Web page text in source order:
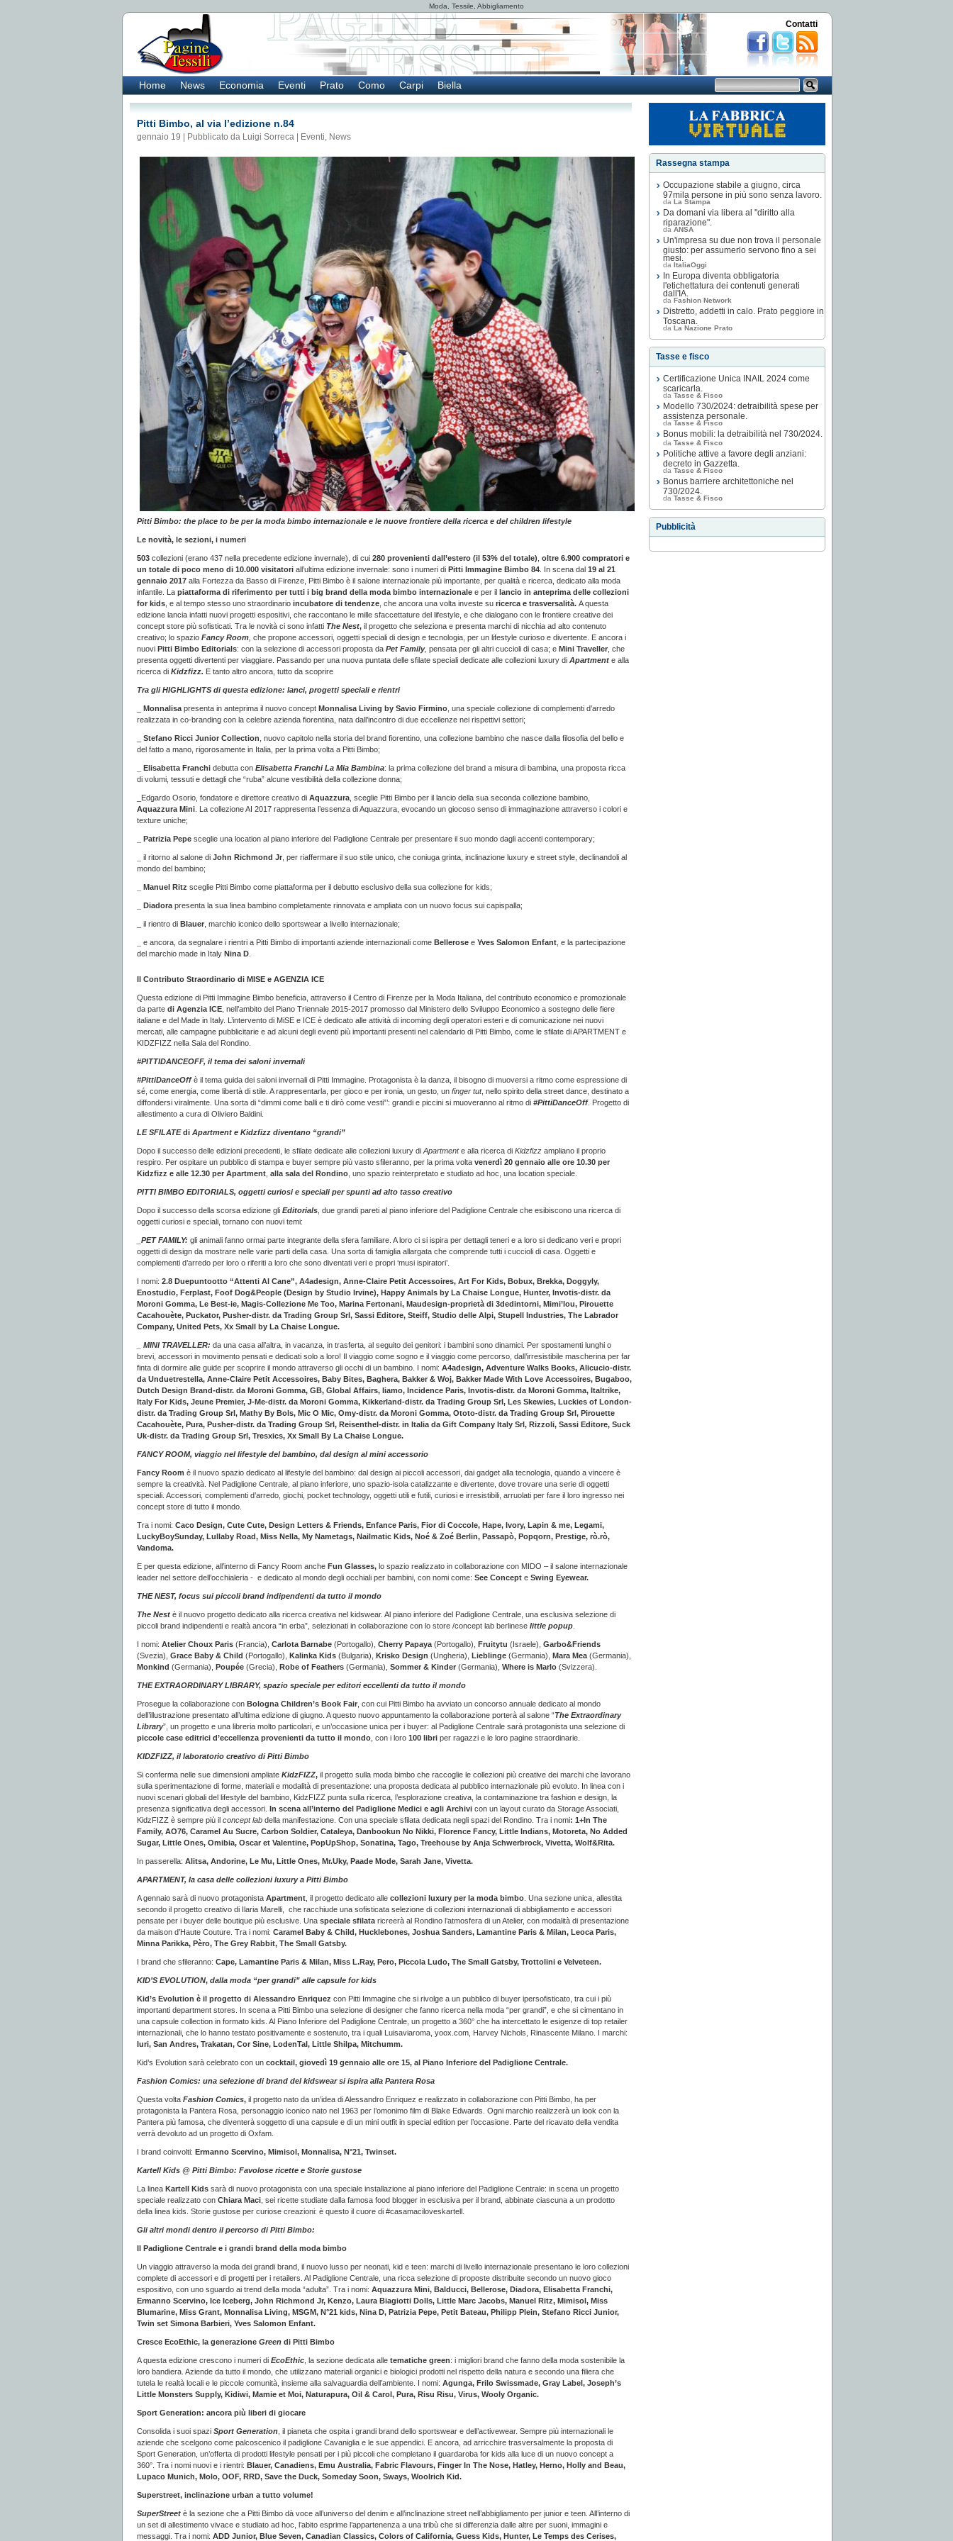
Moda, Tessile, Abbigliamento
Contatti
Home News Economia Eventi Prato Como Carpi Biella
Pitti Bimbo, al via l’edizione n.84
gennaio 19 | Pubblicato da Luigi Sorreca | Eventi, News
Pitti Bimbo: the place to be per la moda bimbo internazionale e le nuove frontiere della ricerca e del children lifestyle
Le novità, le sezioni, i numeri
503 collezioni (erano 437 nella precedente edizione invernale), di cui 280 provenienti dall’estero (il 53% del totale) oltre 6.900 compratori e
un totale di poco meno di 10.000 visitatori all’ultima edizione invernale: sono i numeri di Pitti Immagine Bimbo 84 . In scena dal 19 al 21
gennaio 2017 alla Fortezza da Basso di Firenze, Pitti Bimbo è il salone internazionale più importante, per qualità e ricerca, dedicato alla moda
infantile. La piattaforma di riferimento per tutti i big brand della moda bimbo internazionale e per il lancio in anteprima delle collezioni
for kids , e al tempo stesso uno straordinario incubatore di tendenze , che ancora una volta investe su ricerca e trasversalità. A questa
edizione lancia infatti nuovi progetti espositivi, che raccontano le mille sfaccettature del lifestyle, e che dialogano con le frontiere creative dei
concept store più sofisticati. Tra le novità ci sono infatti The Nest, il progetto che seleziona e presenta marchi di nicchia ad alto contenuto
creativo; lo spazio Fancy Room che propone accessori, oggetti speciali di design e tecnologia, per un lifestyle curioso e divertente. E ancora i
nuovi Pitti Bimbo Editorials: con la selezione di accessori proposta da Pet Family, pensata per gli altri cuccioli di casa; e Mini Traveller , che
presenta oggetti divertenti per viaggiare. Passando per una nuova puntata delle sfilate speciali dedicate alle collezioni luxury di Apartment e alla
ricerca di Kidzfizz. E tanto altro ancora, tutto da scoprire
Tra gli HIGHLIGHTS di questa edizione: lanci, progetti speciali e rientri
Monnalisa presenta in anteprima il nuovo concept Monnalisa Living by Savio Firmino , una speciale collezione di complementi d’arredo
realizzata in co-branding con la celebre azienda fiorentina, nata dall’incontro di due eccellenze nei rispettivi settori;
Stefano Ricci Junior Collection , nuovo capitolo nella storia del brand fiorentino, una collezione bambino che nasce dalla filosofia del bello e
del fatto a mano, rigorosamente in Italia, per la prima volta a Pitti Bimbo;
_ Elisabetta Franchi debutta con Elisabetta Franchi La Mia Bambina: la prima collezione del brand a misura di bambina, una proposta ricca
di volumi, tessuti e dettagli che “ruba” alcune vestibilità della collezione donna;
_Edgardo Osorio, fondatore e direttore creativo di Aquazzura , sceglie Pitti Bimbo per il lancio della sua seconda collezione bambino,
Aquazzura Mini . La collezione AI 2017 rappresenta l’essenza di Aquazzura, evocando un giocoso senso di immaginazione attraverso i colori e
texture uniche;
_ Patrizia Pepe sceglie una location al piano inferiore del Padiglione Centrale per presentare il suo mondo dagli accenti contemporary;
il ritorno al salone di John Richmond Jr , per riaffermare il suo stile unico, che coniuga grinta, inclinazione luxury e street style, declinandoli al
mondo del bambino;
_ Manuel Ritz sceglie Pitti Bimbo come piattaforma per il debutto esclusivo della sua collezione for kids;
_ Diadora presenta la sua linea bambino completamente rinnovata e ampliata con un nuovo focus sui capispalla;
_ il rientro di Blauer , marchio iconico dello sportswear a livello internazionale;
e ancora, da segnalare i rientri a Pitti Bimbo di importanti aziende internazionali come Bellerose e Yves Salomon Enfant , e la partecipazione
del marchio made in Italy Nina D
Il Contributo Straordinario di MISE e AGENZIA ICE
Questa edizione di Pitti Immagine Bimbo beneficia, attraverso il Centro di Firenze per la Moda Italiana, del contributo economico e promozionale
da parte di Agenzia ICE , nell’ambito del Piano Triennale 2015-2017 promosso dal Ministero dello Sviluppo Economico a sostegno delle fiere
italiane e del Made in Italy. L’intervento di MiSE e ICE è dedicato alle attività di incoming degli operatori esteri e di comunicazione nei nuovi
mercati, alle campagne pubblicitarie e ad alcuni degli eventi più importanti presenti nel calendario di Pitti Bimbo, come le sfilate di APARTMENT e
KIDZFIZZ nella Sala del Rondino.
#PITTIDANCEOFF, il tema dei saloni invernali
#PittiDanceOffè il tema guida dei saloni invernali di Pitti Immagine. Protagonista è la danza, il bisogno di muoversi a ritmo come espressione di
sé, come energia, come libertà di stile. A rappresentarla, per gioco e per ironia, un gesto, un finger tut, nello spirito della street dance, destinato a
diffondersi viralmente. Una sorta di “dimmi come balli e ti dirò come vesti”’: grandi e piccini si muoveranno al ritmo di #PittiDanceOff. Progetto di
allestimento a cura di Oliviero Baldini.
LE SFILATEdi Apartment e Kidzfizz diventano “grandi”
Dopo il successo delle edizioni precedenti, le sfilate dedicate alle collezioni luxury di Apartmente alla ricerca di Kidzfizz ampliano il proprio
respiro. Per ospitare un pubblico di stampa e buyer sempre più vasto sfileranno, per la prima volta venerdì 20 gennaio alle ore 10.30 per
Kidzfizz e alle 12.30 per Apartment alla sala del Rondino , uno spazio reinterpretato e studiato ad hoc, una location speciale.
PITTI BIMBO EDITORIALS, oggetti curiosi e speciali per spunti ad alto tasso creativo
Dopo il successo della scorsa edizione gli Editorials , due grandi pareti al piano inferiore del Padiglione Centrale che esibiscono una ricerca di
oggetti curiosi e speciali, tornano con nuovi temi:
_PET FAMILY: gli animali fanno ormai parte integrante della sfera familiare. A loro ci si ispira per dettagli teneri e a loro si dedicano veri e propri
oggetti di design da mostrare nelle varie parti della casa. Una sorta di famiglia allargata che comprende tutti i cuccioli di casa. Oggetti e
complementi d’arredo per loro o riferiti a loro che sono diventati veri e propri ‘musi ispiratori’.
I nomi: 2.8 Duepuntootto “Attenti Al Cane”, A4adesign, Anne-Claire Petit Accessoires, Art For Kids, Bobux, Brekka, Doggyly,
Enostudio, Ferplast, Foof Dog&People (Design by Studio Irvine), Happy Animals by La Chaise Longue, Hunter, Invotis-distr. da
Moroni Gomma, Le Best-ie, Magis-Collezione Me Too, Marina Fertonani, Maudesign-proprietà di 3dedintorni, Mimi’lou, Pirouette
Cacahouète, Puckator, Pusher-distr. da Trading Group Srl, Sassi Editore, Steiff, Studio delle Alpi, Stupell Industries, The Labrador
Company, United Pets, Xx Small by La Chaise Longue.
_ MINI TRAVELLER: da una casa all’altra, in vacanza, in trasferta, al seguito dei genitori: i bambini sono dinamici. Per spostamenti lunghi o
brevi, accessori in movimento pensati e dedicati solo a loro! Il viaggio come sogno e il viaggio come percorso, dall’irresistibile mascherina per far
finta di dormire alle guide per scoprire il mondo attraverso gli occhi di un bambino. I nomi: A4adesign, Adventure Walks Books, Alicucio-distr.
da Unduetrestella, Anne-Claire Petit Accessoires, Baby Bites, Baghera, Bakker & Woj, Bakker Made With Love Accessoires, Bugaboo,
Dutch Design Brand-distr. da Moroni Gomma, GB, Global Affairs, Iiamo, Incidence Paris, Invotis-distr. da Moroni Gomma, Italtrike,
Italy For Kids, Jeune Premier, J-Me-distr. da Moroni Gomma, Kikkerland-distr. da Trading Group Srl, Les Skewies, Luckies of London-
distr. da Trading Group Srl, Mathy By Bols, Mic O Mic, Omy-distr. da Moroni Gomma, Ototo-distr. da Trading Group Srl, Pirouette
Cacahouète, Pura, Pusher-distr. da Trading Group Srl, Reisenthel-distr. in Italia da Gift Company Italy Srl, Rizzoli, Sassi Editore, Suck
Uk-distr. da Trading Group Srl, Tresxics, Xx Small By La Chaise Longue.
FANCY ROOM, viaggio nel lifestyle del bambino, dal design al mini accessorio
Fancy Room è il nuovo spazio dedicato al lifestyle del bambino: dal design ai piccoli accessori, dai gadget alla tecnologia, quando a vincere è
sempre la creatività. Nel Padiglione Centrale, al piano inferiore, uno spazio-isola catalizzante e divertente, dove trovare una serie di oggetti
speciali. Accessori, complementi d’arredo, giochi, pocket technology, oggetti utili e futili, curiosi e irresistibili, arruolati per fare il loro ingresso nei
concept store di tutto il mondo.
Tra i nomi: Caco Design, Cute Cute, Design Letters & Friends, Enfance Paris, Fior di Coccole, Hape, Ivory, Lapin & me, Legami,
LuckyBoySunday, Lullaby Road, Miss Nella, My Nametags, Nailmatic Kids, Noé & Zoé Berlin, Passapò, Popqorn, Prestige, rò.rò,
Vandoma.
E per questa edizione, all’interno di Fancy Room anche Fun Glasses, lo spazio realizzato in collaborazione con MIDO – il salone internazionale
leader nel settore dell’occhialeria - e dedicato al mondo degli occhiali per bambini, con nomi come: See Concept e Swing Eyewear.
THE NEST, focus sui piccoli brand indipendenti da tutto il mondo
The Nest è il nuovo progetto dedicato alla ricerca creativa nel kidswear. Al piano inferiore del Padiglione Centrale, una esclusiva selezione di
piccoli brand indipendenti e realtà ancora “in erba”, selezionati in collaborazione con lo store /concept lab berlinese little popup
I nomi: Atelier Choux Paris (Francia), Carlota Barnabe (Portogallo), Cherry Papaya (Portogallo), Fruitytu (Israele), Garbo&Friends
(Svezia), Grace Baby & Child (Portogallo), Kalinka Kids (Bulgaria), Krisko Design (Ungheria), Lieblinge (Germania), Mara Mea (Germania),
Monkind (Germania), Poupée (Grecia), Robe of Feathers (Germania), Sommer & Kinder (Germania), Where is Marlo (Svizzera).
THE EXTRAORDINARY LIBRARY, spazio speciale per editori eccellenti da tutto il mondo
Prosegue la collaborazione con Bologna Children’s Book Fair , con cui Pitti Bimbo ha avviato un concorso annuale dedicato al mondo
dell’illustrazione presentato all’ultima edizione di giugno. A questo nuovo appuntamento la collaborazione porterà al salone “The Extraordinary
Library”, un progetto e una libreria molto particolari, e un’occasione unica per i buyer: al Padiglione Centrale sarà protagonista una selezione di
piccole case editrici d’eccellenza provenienti da tutto il mondo , con i loro 100 libri per ragazzi e le loro pagine straordinarie.
KIDZFIZZ, il laboratorio creativo di Pitti Bimbo
Si conferma nelle sue dimensioni ampliate KidzFIZZ, il progetto sulla moda bimbo che raccoglie le collezioni più creative dei marchi che lavorano
sulla sperimentazione di forme, materiali e modalità di presentazione: una proposta dedicata al pubblico internazionale più evoluto. In linea con i
nuovi scenari globali del lifestyle del bambino, KidzFIZZ punta sulla ricerca, l’esplorazione creativa, la contaminazione tra fashion e design, la
presenza significativa degli accessori. In scena all’interno del Padiglione Medici e agli Archivi con un layout curato da Storage Associati,
KidzFIZZ è sempre più il concept lab della manifestazione. Con una speciale sfilata dedicata negli spazi del Rondino. Tra i nomi: 1+In The
Family, AO76, Caramel Au Sucre, Carbon Soldier, Cataleya, Danbookun No Nikki, Florence Fancy, Little Indians, Motoreta, No Added
Sugar, Little Ones, Omibia, Oscar et Valentine, PopUpShop, Sonatina, Tago, Treehouse by Anja Schwerbrock, Vivetta, Wolf&Rita.
In passerella: Alitsa, Andorine, Le Mu, Little Ones, Mr.Uky, Paade Mode, Sarah Jane, Vivetta.
APARTMENT, la casa delle collezioni luxury a Pitti Bimbo
A gennaio sarà di nuovo protagonista Apartment , il progetto dedicato alle collezioni luxury per la moda bimbo . Una sezione unica, allestita
secondo il progetto creativo di Ilaria Marelli, che racchiude una sofisticata selezione di collezioni internazionali di abbigliamento e accessori
pensate per i buyer delle boutique più esclusive. Una speciale sfilata ricreerà al Rondino l’atmosfera di un Atelier, con modalità di presentazione
da maison d’Haute Couture. Tra i nomi: Caramel Baby & Child, Hucklebones, Joshua Sanders, Lamantine Paris & Milan, Leoca Paris,
Minna Parikka, Pèro, The Grey Rabbit, The Small Gatsby.
I brand che sfileranno: Cape, Lamantine Paris & Milan, Miss L.Ray, Pero, Piccola Ludo, The Small Gatsby, Trottolini e Velveteen.
KID’S EVOLUTION, dalla moda “per grandi” alle capsule for kids
Kid’s Evolution è il progetto di Alessandro Enriquez con Pitti Immagine che si rivolge a un pubblico di buyer ipersofisticato, tra cui i più
importanti department stores. In scena a Pitti Bimbo una selezione di designer che fanno ricerca nella moda “per grandi”, e che si cimentano in
una capsule collection in formato kids. Al Piano Inferiore del Padiglione Centrale, un progetto a 360° che ha intercettato le esigenze di top retailer
internazionali, che lo hanno testato positivamente e sostenuto, tra i quali Luisaviaroma, yoox.com, Harvey Nichols, Rinascente Milano. I marchi:
Iuri, San Andres, Trakatan, Cor Sine, LodenTal, Little Shilpa, Mitchumm.
Kid’s Evolution sarà celebrato con un cocktail, giovedì 19 gennaio alle ore 15, al Piano Inferiore del Padiglione Centrale.
Fashion Comics: una selezione di brand del kidswear si ispira alla Pantera Rosa
Questa volta Fashion Comics, il progetto nato da un’idea di Alessandro Enriquez e realizzato in collaborazione con Pitti Bimbo, ha per
protagonista la Pantera Rosa, personaggio iconico nato nel 1963 per l’omonimo film di Blake Edwards. Ogni marchio realizzerà un look con la
Pantera più famosa, che diventerà soggetto di una capsule e di un mini outfit in special edition per l’occasione. Parte del ricavato della vendita
verrà devoluto ad un progetto di Oxfam.
I brand coinvolti: Ermanno Scervino, Mimisol, Monnalisa, N°21, Twinset.
Kartell Kids @ Pitti Bimbo: Favolose ricette e Storie gustose
La linea Kartell Kids sarà di nuovo protagonista con una speciale installazione al piano inferiore del Padiglione Centrale: in scena un progetto
speciale realizzato con Chiara Maci , sei ricette studiate dalla famosa food blogger in esclusiva per il brand, abbinate ciascuna a un prodotto
della linea kids. Storie gustose per curiose creazioni: è questo il cuore di #casamaciloveskartell.
Gli altri mondi dentro il percorso di Pitti Bimbo:
Il Padiglione Centrale e i grandi brand della moda bimbo
Un viaggio attraverso la moda dei grandi brand, il nuovo lusso per neonati, kid e teen: marchi di livello internazionale presentano le loro collezioni
complete di accessori e di progetti per i retailers. Al Padiglione Centrale, una ricca selezione di proposte distribuite secondo un nuovo gioco
espositivo, con uno sguardo ai trend della moda “adulta”. Tra i nomi: Aquazzura Mini, Balducci, Bellerose, Diadora, Elisabetta Franchi,
Ermanno Scervino, Ice Iceberg, John Richmond Jr, Kenzo, Laura Biagiotti Dolls, Little Marc Jacobs, Manuel Ritz, Mimisol, Miss
Blumarine, Miss Grant, Monnalisa Living, MSGM, N°21 kids, Nina D, Patrizia Pepe, Petit Bateau, Philipp Plein, Stefano Ricci Junior,
Twin set Simona Barbieri, Yves Salomon Enfant.
Cresce EcoEthic, la generazione Green di Pitti Bimbo
A questa edizione crescono i numeri di EcoEthic , la sezione dedicata alle tematiche green: i migliori brand che fanno della moda sostenibile la
loro bandiera. Aziende da tutto il mondo, che utilizzano materiali organici e biologici prodotti nel rispetto della natura e secondo una filiera che
tutela le realtà locali e le piccole comunità, insieme alla salvaguardia dell’ambiente. I nomi: Agunga, Frilo Swissmade, Gray Label, Joseph’s
Little Monsters Supply, Kidiwi, Mamie et Moi, Naturapura, Oil & Carol, Pura, Risu Risu, Virus, Wooly Organic.
Sport Generation: ancora più liberi di giocare
Consolida i suoi spazi Sport Generation , il pianeta che ospita i grandi brand dello sportswear e dell’activewear. Sempre più internazionali le
aziende che scelgono come palcoscenico il padiglione Cavaniglia e le sue appendici. E ancora, ad arricchire trasversalmente la proposta di
Sport Generation, un’offerta di prodotti lifestyle pensati per i più piccoli che completano il guardaroba for kids alla luce di un nuovo concept a
360°. Tra i nomi nuovi e i rientri: Blauer, Canadiens, Emu Australia, Fabric Flavours, Finger In The Nose, Hatley, Herno, Holly and Beau,
Lupaco Munich, Molo, OOF, RRD, Save the Duck, Someday Soon, Sways, Woolrich Kid.
Superstreet, inclinazione urban a tutto volume!
SuperStreet è la sezione che a Pitti Bimbo dà voce all’universo del denim e all’inclinazione street nell’abbigliamento per junior e teen. All’interno di
un set di allestimento vivace e studiato ad hoc, l’abito esprime l’appartenenza a una tribù che si differenzia dalle altre per suoni, immagini e
messaggi. Tra i nomi: ADD Junior, Blue Seven, Canadian Classics, Colors of California, Guess Kids, Hunter, Le Temps des Cerises,
Rassegna stampa
Occupazione stabile a giugno, circa
97mila persone in più sono senza lavoro.
da La Stampa
Da domani via libera al "diritto alla
riparazione".
da ANSA
Un'impresa su due non trova il personale
giusto: per assumerlo servono fino a sei
mesi.
da ItaliaOggi
In Europa diventa obbligatoria
l'etichettatura dei contenuti generati
dall'IA.
da Fashion Network
Distretto, addetti in calo. Prato peggiore in
Toscana.
da La Nazione Prato
Tasse e fisco
Certificazione Unica INAIL 2024 come
scaricarla.
da Tasse & Fisco
Modello 730/2024: detraibilità spese per
assistenza personale.
da Tasse & Fisco
Bonus mobili: la detraibilità nel 730/2024.
da Tasse & Fisco
Politiche attive a favore degli anziani:
decreto in Gazzetta.
da Tasse & Fisco
Bonus barriere architettoniche nel
730/2024.
da Tasse & Fisco
Pubblicità